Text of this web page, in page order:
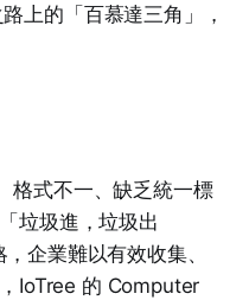
上的「百慕達三角」，
格式不一、缺乏統一標
垃圾進，垃圾出
企業難以有效收集、
IoTree 的 Computer